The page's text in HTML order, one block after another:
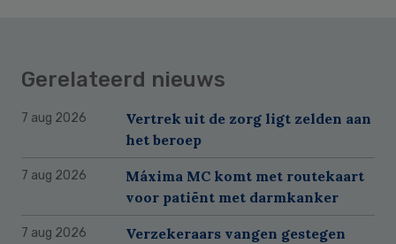
Gerelateerd nieuws
7 aug 2026
Vertrek uit de zorg ligt zelden aan
het beroep
7 aug 2026
Máxima MC komt met routekaart
voor patiënt met darmkanker
7 aug 2026
Verzekeraars vangen gestegen